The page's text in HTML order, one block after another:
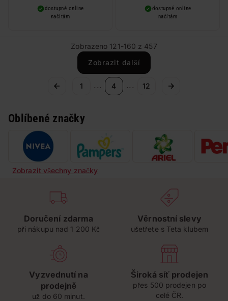
dostupné online
načítám
dostupné online
načítám
Zobrazeno 121-160 z 457
Zobrazit další
1 ... 4 ... 12
Oblíbené značky
Zobrazit všechny značky
Doručení zdarma
při nákupu nad 1 200 Kč
Věrnostní slevy
ušetřete s Teta klubem
Vyzvednutí na
prodejně
už do 60 minut.
Široká síť prodejen
přes 500 prodejen po
celé ČR.